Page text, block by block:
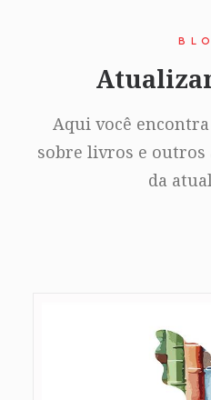
Aqui você
sobre livros e outros
da